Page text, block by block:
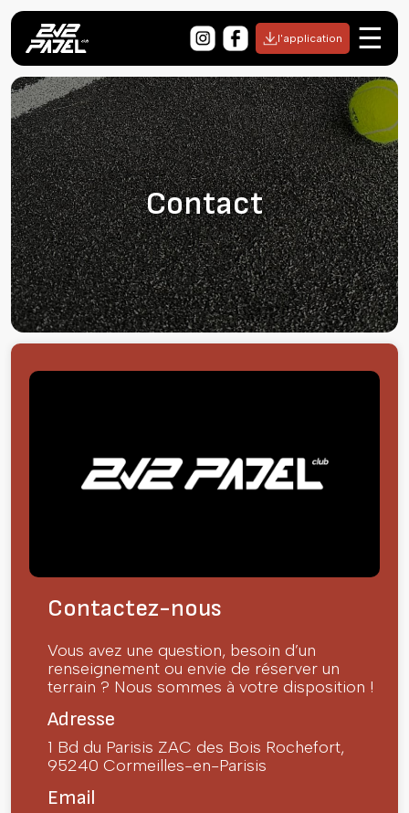
l'application ☰
Contact
Contactez-nous
Vous avez une question, besoin d’un
renseignement ou envie de réserver un
terrain ? Nous sommes à votre disposition !
Adresse
1 Bd du Parisis ZAC des Bois Rochefort,
95240 Cormeilles-en-Parisis
Email